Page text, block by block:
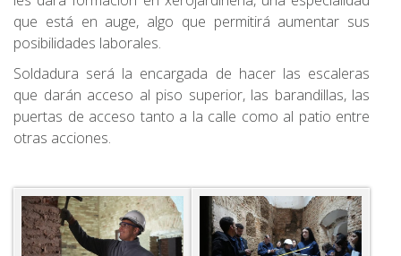
que está en auge, algo que permitirá aumentar sus
posibilidades laborales.
Soldadura será la encargada de hacer las escaleras
que darán acceso al piso superior, las barandillas, las
puertas de acceso tanto a la calle como al patio entre
otras acciones.